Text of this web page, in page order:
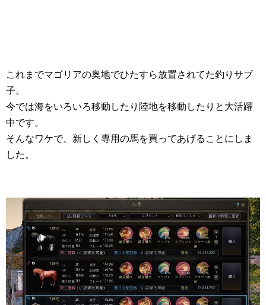
これまでマゴリアの奥地でひたすら放置されてた釣りサブ
子。
今では海をいろいろ移動したり陸地を移動したりと大活躍
中です。
そんなワケで、新しく専用の馬を買ってあげることにしま
した。